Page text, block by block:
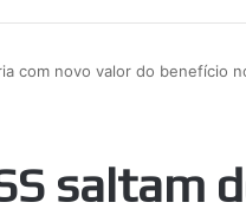
com novo valor do benefício
saltam